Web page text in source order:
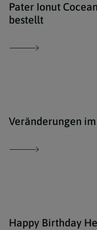
Pater Ionut
bestellt
Veränderungen
Happy Birthday